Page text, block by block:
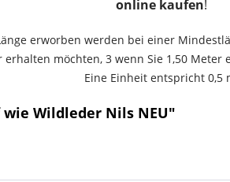
online kaufen!
erworben werden bei einer
erhalten möchten, 3 wenn Sie 1,50
Eine Einheit entspricht 0,5
Wildleder Nils NEU"